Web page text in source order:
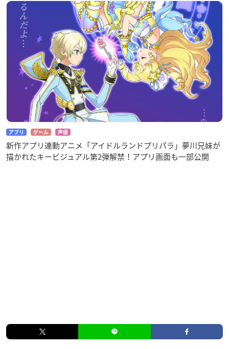
アプリ ゲーム 声優
新作アプリ連動アニメ「アイドルランドプリパラ」夢川兄妹が
描かれたキービジュアル第2弾解禁！アプリ画面も一部公開